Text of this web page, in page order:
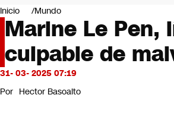
Mundo
Negocios
Deportes
Programas completos
Cultura
Servicios
Bits
CNN Data
Inicio Mundo
Marine Le Pen,
culpable de
31- 03- 2025 07:19
Por Hector Basoalto